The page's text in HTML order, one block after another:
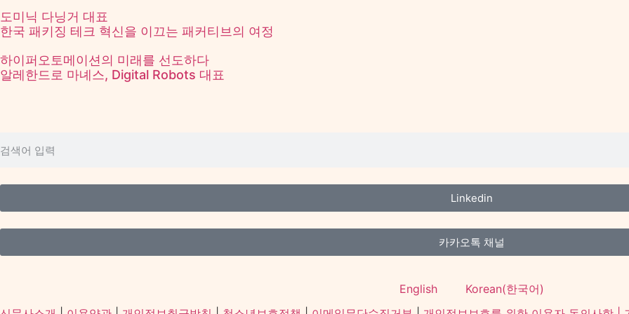
도미닉 다닝거 대표
한국 패키징 테크 혁신을 이끄는 패커티브의 여정
하이퍼오토메이션의 미래를 선도하다
알레한드로 마녜스, Digital Robots 대표
Linkedin
카카오톡 채널
English
Korean(한국어)